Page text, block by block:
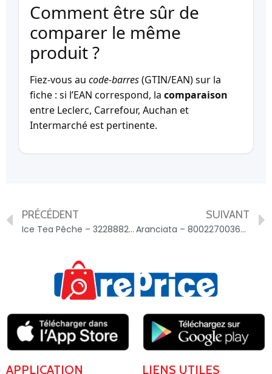
Comment être sûr de
comparer le même
produit ?
Fiez-vous au code-barres(GTIN/EAN) sur la
fiche : si l’EAN correspond, la comparaison
entre Leclerc, Carrefour, Auchan et
Intermarché est pertinente.
PRÉCÉDENT
Ice Tea Pêche – 3228882274709
SUIVANT
Aranciata – 8002270036668
APPLICATION LIENS UTILES